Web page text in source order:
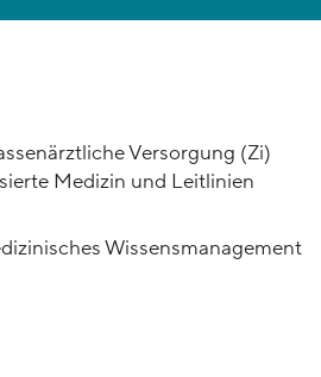
Versorgung (Zi)
Medizin und Leitlinien
Wissensmanagement